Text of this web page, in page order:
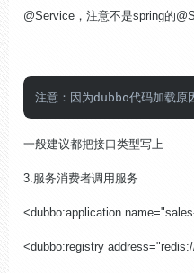
@Service ，注意不是spring的
注意：因为dubbo代码加载原
一般建议都把接口类型写上
3.服务消费者调用服务
<dubbo:application
<dubbo:registry